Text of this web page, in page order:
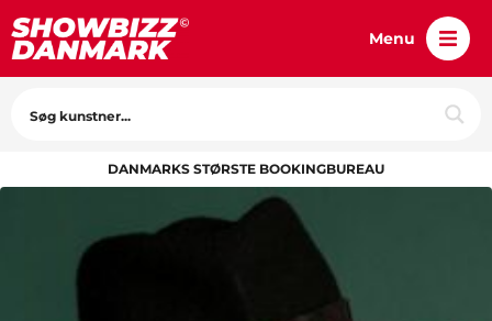
Menu
DANMARKS STØRSTE BOOKINGBUREAU